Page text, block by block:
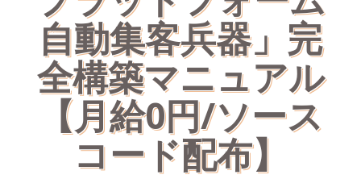
自動集客兵器」完
全構築マニュアル
【月給0円/ソース
コード配布】